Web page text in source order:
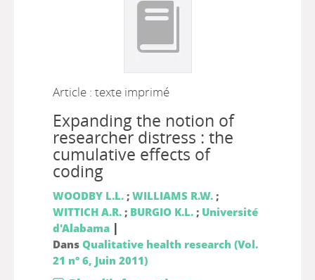
Article : texte imprimé
Expanding the notion of
researcher distress : the
cumulative effects of
coding
WOODBY L.L.; WILLIAMS R.W.;
WITTICH A.R.; BURGIO K.L.; Université
d'Alabama |
Dans Qualitative health research (Vol.
21 n° 6, Juin 2011)